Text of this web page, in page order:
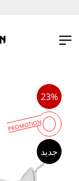
23%
PROMOTION
جدید